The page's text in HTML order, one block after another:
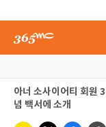
아너 소사이어티 회원
념 백서에 소개